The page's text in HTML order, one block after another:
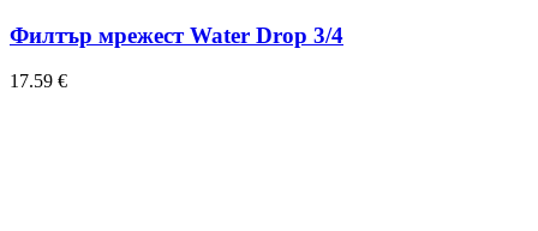
Филтър мрежест Water Drop 3/4
17.59 €